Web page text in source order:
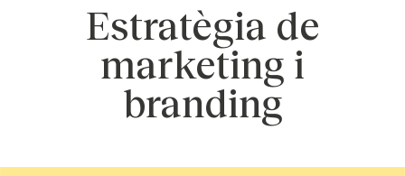
Estratègia de
marketing i
branding